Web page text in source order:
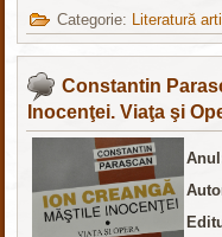
Categorie:
Literatură
Constantin
Inocenţei. Viaţa şi